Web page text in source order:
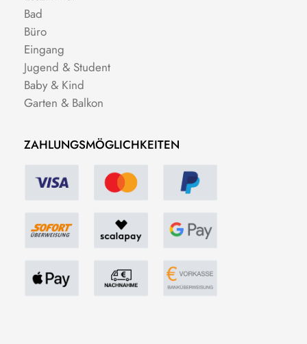
Bad
Büro
Eingang
Jugend & Student
Baby & Kind
Garten & Balkon
ZAHLUNGSMÖGLICHKEITEN